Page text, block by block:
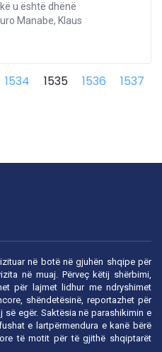
u është dhënë
Manabe, Klaus
1534 1535 1536
1537
në botë në gjuhën shqipe për
në muaj. Përveç këtij shërbimi,
për lajmet lidhur me ndryshimet
shëndetësinë, reportazhet për
egër. Saktësia në parashikimin e
e lartpërmendura e kanë bërë
të motit për të gjithë shqiptarët